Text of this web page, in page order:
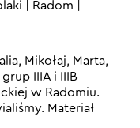
Radom
Mikołaj, Marta,
IIIA i IIIB
w Radomiu.
Materiał